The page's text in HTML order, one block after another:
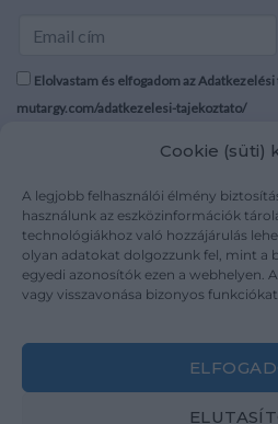
Cookie (süti)
A legjobb felhasználói élmény
használunk az eszközinformációk
technológiákhoz való hozzájárulás
olyan adatokat dolgozzunk fel, mint a
egyedi azonosítók ezen a webhelyen.
vagy visszavonása bizonyos
Elolvastam és elfogadom az
mutargy.com/adatkezelesi-tajekoztato/
Médiaajánlat
Karrier
Kapcsolat